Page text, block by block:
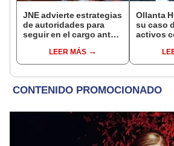
JNE advierte estrategias
de autoridades para
seguir en el cargo ante
reelecciónLEER MÁS
Ollanta
su caso
activos
recibió"